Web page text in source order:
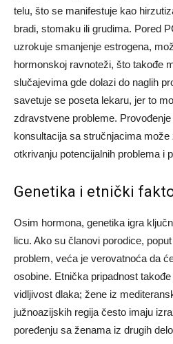
telu, što se manifestuje kao
bradi, stomaku ili grudima. Pored
uzrokuje smanjenje estrogena,
hormonskoj ravnoteži, što takođe
slučajevima gde dolazi do naglih
savetuje se poseta lekaru, jer to
zdravstvene probleme.
konsultacija sa stručnjacima može
otkrivanju potencijalnih problema i
Genetika i etnički
Osim hormona, genetika igra
licu. Ako su članovi porodice,
problem, veća je verovatnoća da
osobine. Etnička pripadnost
vidljivost dlaka; žene iz
južnoazijskih regija često imaju
poređenju sa ženama iz drugih